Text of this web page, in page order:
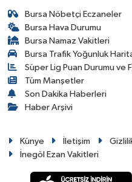
Bursa Nöbetçi Eczaneler
Bursa Hava Durumu
Bursa Namaz Vakitleri
Bursa Trafik Yoğunluk
Süper Lig Puan Durumu ve
Tüm Manşetler
Son Dakika Haberleri
Haber Arşivi
Künye İletişim
İnegöl Ezan Vakitleri